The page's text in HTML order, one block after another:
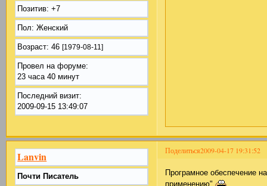
Позитив: +7
Пол: Женский
Возраст: 46[1979-08-11]
Провел на форуме:
23 часа 40 минут
Последний визит:
2009-09-15 13:49:07
Поделиться2009-04-17 19:31:52
Lanvin
Почти Писатель
Програмное обеспечение
применению"